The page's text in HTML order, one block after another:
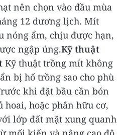
nên chọn vào đầu mùa
12 dương lịch. Mít
nóng ẩm, chịu được hạn,
ngập úng.Kỹ thuật
Kỹ thuật trồng mít không
bị hố trồng sao cho phù
khi đặt bầu cần bón
hoai, hoặc phân hữu cơ,
lớp đất mặt xung quanh